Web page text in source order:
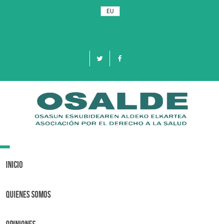
EU
Toggle
Inicio
Quienes Somos